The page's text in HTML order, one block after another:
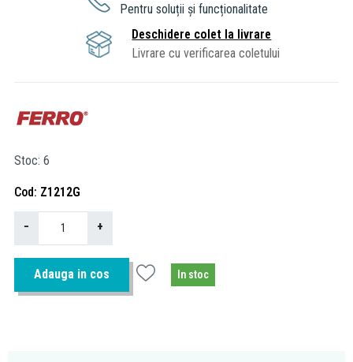
Pentru soluții și funcționalitate
Deschidere colet la livrare
Livrare cu verificarea coletului
Stoc 6
Cod Z1212G
− +
Adauga in cos In stoc